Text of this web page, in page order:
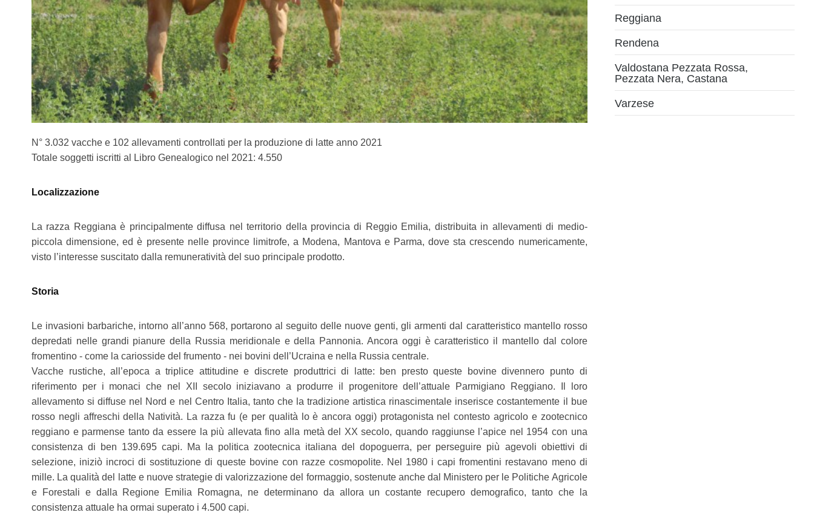
N° 3.032 vacche e 102 allevamenti controllati per la produzione di latte anno 2021
Totale soggetti iscritti al Libro Genealogico nel 2021: 4.550
Localizzazione
La razza Reggiana è principalmente diffusa nel territorio della provincia di Reggio Emilia, distribuita in allevamenti di medio-
piccola dimensione, ed è presente nelle province limitrofe, a Modena, Mantova e Parma, dove sta crescendo numericamente,
visto l’interesse suscitato dalla remuneratività del suo principale prodotto.
Storia
Le invasioni barbariche, intorno all’anno 568, portarono al seguito delle nuove genti, gli armenti dal caratteristico mantello rosso
depredati nelle grandi pianure della Russia meridionale e della Pannonia. Ancora oggi è caratteristico il mantello dal colore
fromentino - come la cariosside del frumento - nei bovini dell’Ucraina e nella Russia centrale.
Vacche rustiche, all’epoca a triplice attitudine e discrete produttrici di latte: ben presto queste bovine divennero punto di
riferimento per i monaci che nel XII secolo iniziavano a produrre il progenitore dell’attuale Parmigiano Reggiano. Il loro
allevamento si diffuse nel Nord e nel Centro Italia, tanto che la tradizione artistica rinascimentale inserisce costantemente il bue
rosso negli affreschi della Natività. La razza fu (e per qualità lo è ancora oggi) protagonista nel contesto agricolo e zootecnico
reggiano e parmense tanto da essere la più allevata fino alla metà del XX secolo, quando raggiunse l’apice nel 1954 con una
consistenza di ben 139.695 capi. Ma la politica zootecnica italiana del dopoguerra, per perseguire più agevoli obiettivi di
selezione, iniziò incroci di sostituzione di queste bovine con razze cosmopolite. Nel 1980 i capi fromentini restavano meno di
mille. La qualità del latte e nuove strategie di valorizzazione del formaggio, sostenute anche dal Ministero per le Politiche Agricole
e Forestali e dalla Regione Emilia Romagna, ne determinano da allora un costante recupero demografico, tanto che la
consistenza attuale ha ormai superato i 4.500 capi.
Reggiana
Rendena
Valdostana Pezzata Rossa,
Pezzata Nera, Castana
Varzese